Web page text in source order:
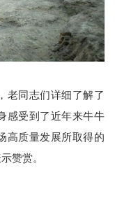
老同志们详细了解了
感受到了近年来牛牛
高质量发展所取得的
赞赏。